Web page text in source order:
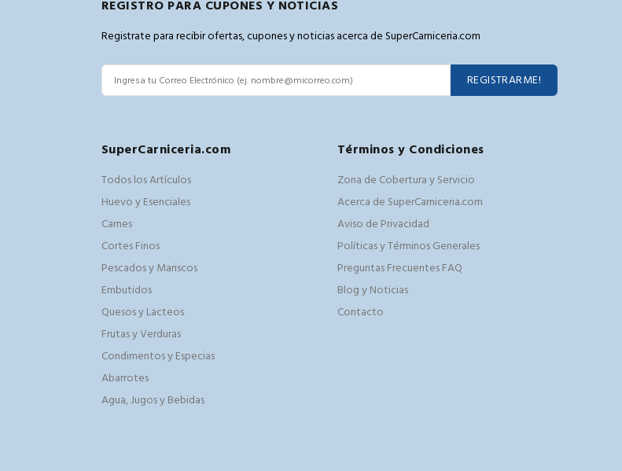
REGISTRO PARA CUPONES Y NOTICIAS
Registrate para recibir ofertas, cupones y noticias acerca de SuperCarniceria.com
REGISTRARME!
SuperCarniceria.com
Todos los Artículos
Huevo y Esenciales
Carnes
Cortes Finos
Pescados y Mariscos
Embutidos
Quesos y Lacteos
Frutas y Verduras
Condimentos y Especias
Abarrotes
Agua, Jugos y Bebidas
Términos y Condiciones
Zona de Cobertura y Servicio
Acerca de SuperCarniceria.com
Aviso de Privacidad
Políticas y Términos Generales
Preguntas Frecuentes FAQ
Blog y Noticias
Contacto